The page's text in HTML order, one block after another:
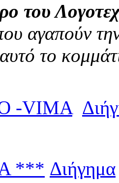
του
αγαπούν
το
-VIMA
*** Διήγημα